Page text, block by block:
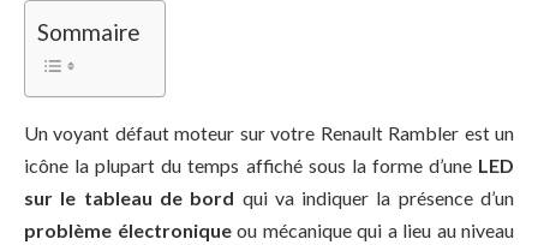
Sommaire
Un voyant défaut moteur sur votre Renault Rambler est un
icône la plupart du temps affiché sous la forme d’une LED
sur le tableau de bord qui va indiquer la présence d’un
problème électroniqueou mécanique qui a lieu au niveau